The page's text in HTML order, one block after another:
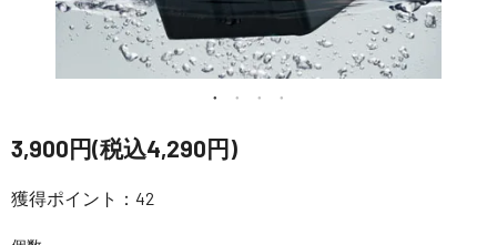
講習会･国家資格･WEBセミナー
サポート・Q&A / 法人・学生のお客様
3,900円(税込4,290円)
獲得ポイント：42